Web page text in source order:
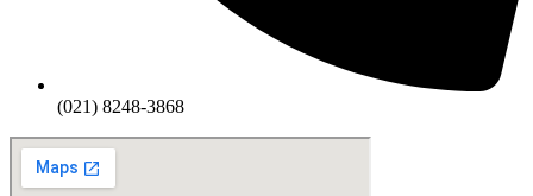
(021) 8248-3868